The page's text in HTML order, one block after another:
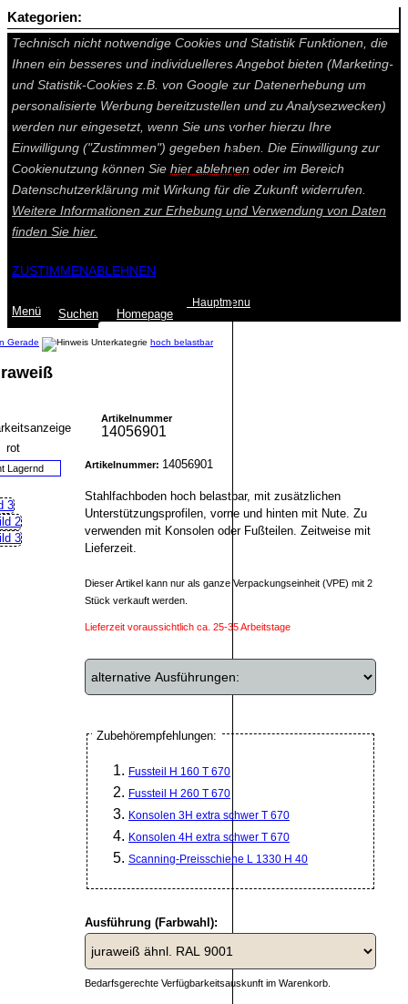
Auf dieser Seite werden technisch notwendige Cookies gesetzt.
Technisch nicht notwendige Cookies und Statistik Funktionen, die
Ihnen ein besseres und individuelleres Angebot bieten (Marketing-
und Statistik-Cookies z.B. von Google zur Datenerhebung um
personalisierte Werbung bereitzustellen und zu Analysezwecken)
werden nur eingesetzt, wenn Sie uns vorher hierzu Ihre
Einwilligung ("Zustimmen") gegeben haben. Die Einwilligung zur
Cookienutzung können Sie hier ablehnen oder im Bereich
Datenschutzerklärung mit Wirkung für die Zukunft widerrufen.
Weitere Informationen zur Erhebung und Verwendung von Daten
finden Sie hier.
ZUSTIMMENABLEHNEN
Menü Suchen Homepage
Hauptmenu
Gerade hoch belastbar
Lagernd
Artikelnummer
14056901
Artikelnummer: 14056901
Stahlfachboden hoch belastbar, mit zusätzlichen
Unterstützungsprofilen, vorne und hinten mit Nute. Zu
verwenden mit Konsolen oder Fußteilen. Zeitweise mit
Lieferzeit.
Dieser Artikel kann nur als ganze Verpackungseinheit (VPE) mit 2
Stück verkauft werden.
Lieferzeit voraussichtlich ca. 25-35 Arbeitstage
Zubehörempfehlungen:
Fussteil H 160 T 670
Fussteil H 260 T 670
Konsolen 3H extra schwer T 670
Konsolen 4H extra schwer T 670
Scanning-Preisschiene L 1330 H 40
Ausführung (Farbwahl):
Bedarfsgerechte Verfügbarkeitsauskunft im Warenkorb.
Kategorien: